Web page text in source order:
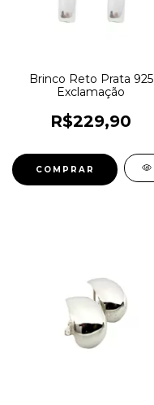
Brinco Reto Prata 925
Exclamação
R$229,90